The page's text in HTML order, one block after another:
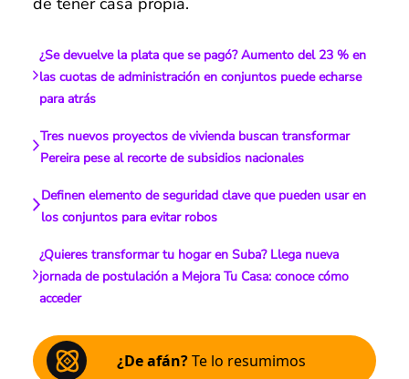
¿Se devuelve la plata que se pagó? Aumento del 23 % en
las cuotas de administración en conjuntos puede echarse
para atrás
Tres nuevos proyectos de vivienda buscan transformar
Pereira pese al recorte de subsidios nacionales
Definen elemento de seguridad clave que pueden usar en
los conjuntos para evitar robos
¿Quieres transformar tu hogar en Suba? Llega nueva
jornada de postulación a Mejora Tu Casa: conoce cómo
acceder
¿De afán?Te lo resumimos